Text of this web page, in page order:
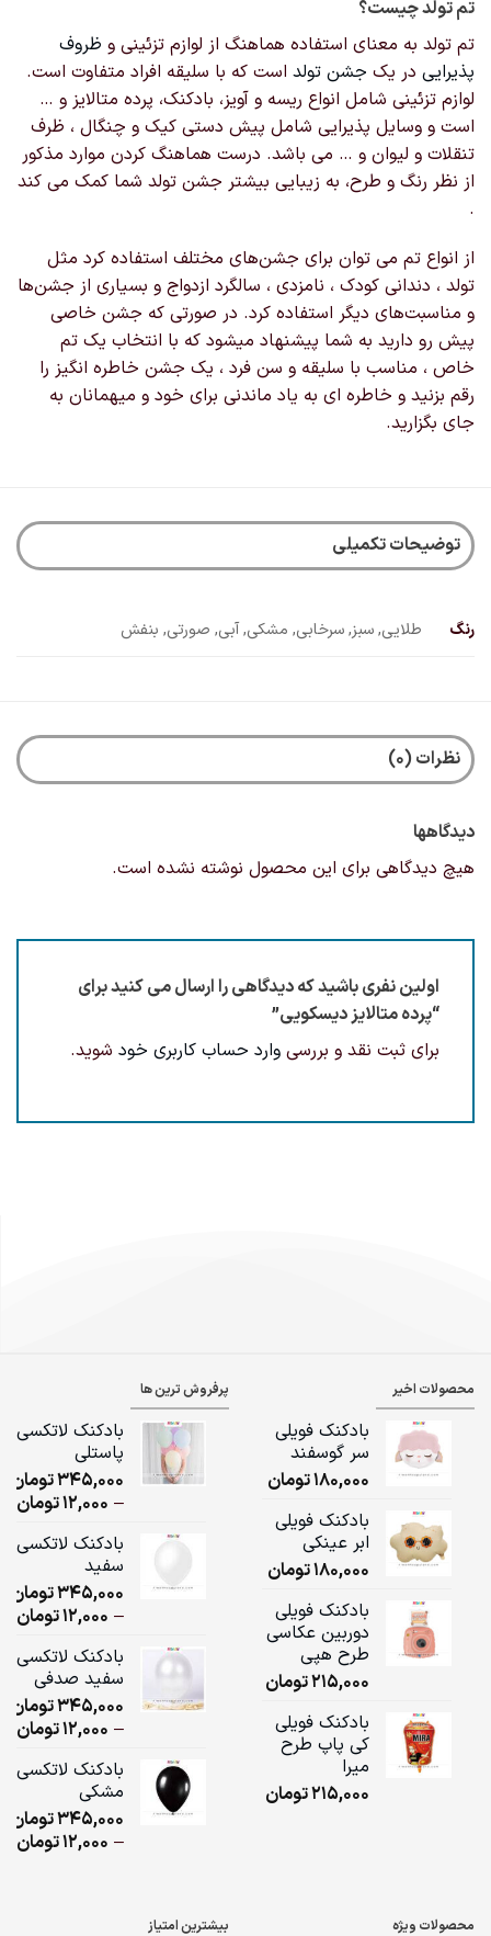
تم تولد چیست؟
تم تولد به معنای استفاده هماهنگ از لوازم تزئینی و ظروف
پذیرایی در یک جشن تولد است که با سلیقه افراد متفاوت است.
لوازم تزئینی شامل انواع ریسه و آویز، بادکنک، پرده متالایز و …
است و وسایل پذیرایی شامل پیش دستی کیک و چنگال ، ظرف
تنقلات و لیوان و … می باشد. درست هماهنگ کردن موارد مذکور
از نظر رنگ و طرح، به زیبایی بیشتر جشن تولد شما کمک می کند
.
از انواع تم‌ می توان برای جشن‌های مختلف استفاده کرد مثل
تولد ، دندانی کودک ، نامزدی ، سالگرد ازدواج و بسیاری از جشن‌ها
و مناسبت‌های دیگر استفاده کرد. در صورتی که جشن خاصی
پیش رو دارید به شما پیشنهاد میشود که با انتخاب یک تم
خاص ، مناسب با سلیقه و سن فرد ، یک جشن خاطره انگیز را
رقم بزنید و خاطره ای به یاد ماندنی برای خود و میهمانان به
جای بگزارید.
توضیحات تکمیلی
رنگ طلایی, سبز, سرخابی, مشکی, آبی, صورتی, بنفش
نظرات (0)
دیدگاهها
هیچ دیدگاهی برای این محصول نوشته نشده است.
اولین نفری باشید که دیدگاهی را ارسال می کنید برای
“پرده متالایز دیسکویی”
برای ثبت نقد و بررسی وارد حساب کاربری خود شوید.
محصولات اخیر
بادکنک فویلی
سر گوسفند
180,000تومان
بادکنک فویلی
ابر عینکی
180,000تومان
بادکنک فویلی
دوربین عکاسی
طرح هپی
215,000تومان
بادکنک فویلی
کی پاپ طرح
میرا
215,000تومان
پرفروش ترین ها
بادکنک لاتکسی
پاستلی
345,000تومان
–
12,000تومان
بادکنک لاتکسی
سفید
345,000تومان
–
12,000تومان
بادکنک لاتکسی
سفید صدفی
345,000تومان
–
12,000تومان
بادکنک لاتکسی
مشکی
345,000تومان
–
12,000تومان
محصولات ویژه بیشترین امتیاز